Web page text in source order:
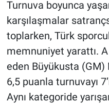
Turnuva boyunca
karşılaşmalar
toplarken, Türk
memnuniyet yarattı.
eden Büyükusta (GM)
6,5 puanla turnuvayı
Aynı kategoride